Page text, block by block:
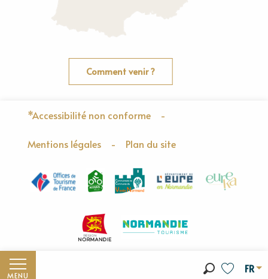
MENU
FR
Comment venir ?
*Accessibilité non conforme -
Mentions légales - Plan du site